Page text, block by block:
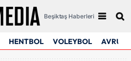
Beşiktaş Haberleri
HENTBOL VOLEYBOL